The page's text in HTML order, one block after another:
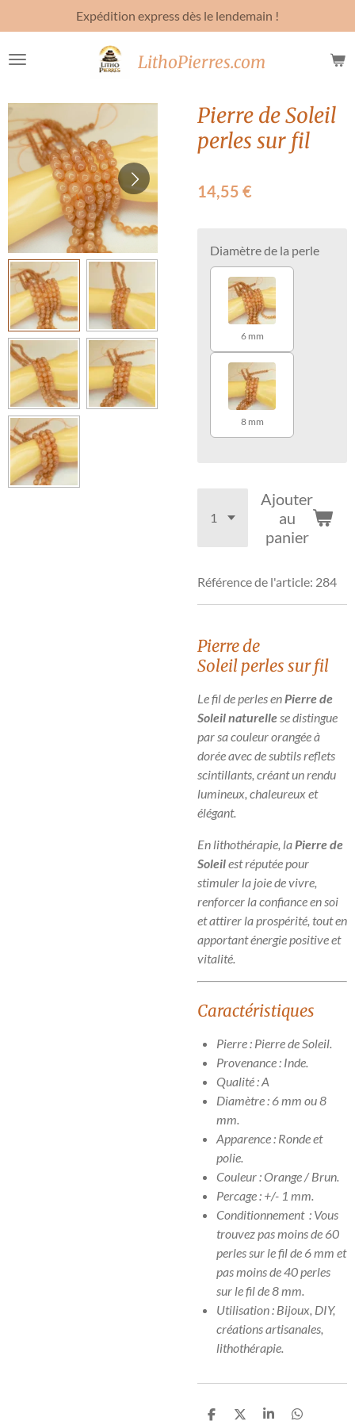
au
contenu
LithoPierres.com
Expédition express dès le lendemain !
Pierre de Soleil
perles sur fil
14,55 €
Diamètre de la perle
6 mm
8 mm
Ajouter
au
panier
Référence de l'article: 284
Pierre de
Soleilperles sur fil
Le fil de perles enPierre de
Soleil naturellese distingue
par sa couleur orangée à
dorée avec de subtils reflets
scintillants, créant un rendu
lumineux, chaleureux et
élégant.
En lithothérapie, laPierre de
Soleilest réputée pour
stimuler la joie de vivre,
renforcer la confiance en soi
et attirer la prospérité, tout en
apportant énergie positive et
vitalité.
Caractéristiques
Pierre : Pierre de Soleil.
Provenance : Inde.
Qualité : A
Diamètre : 6 mm ou 8
mm.
Apparence : Ronde et
polie.
Couleur : Orange / Brun.
Percage : +/- 1 mm.
Conditionnement : Vous
trouvez pas moins de 60
perles sur le fil de 6 mm et
pas moins de 40 perles
sur le fil de 8 mm.
Utilisation : Bijoux, DIY,
créations artisanales,
lithothérapie.